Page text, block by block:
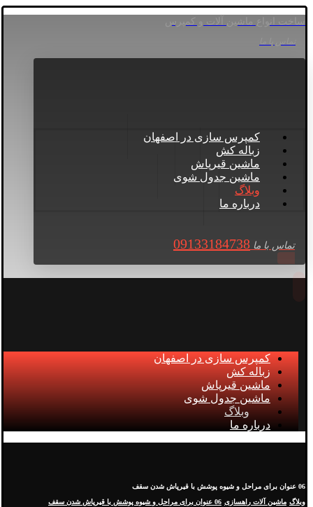
ساخت انواع ماشین آلات و کمپرس
کمپرس سازی در اصفهان
زباله کش
ماشین قیرپاش
ماشین جدول شوی
وبلاگ
درباره ما
تماس با ما 09133184738
کمپرس سازی در اصفهان
زباله کش
ماشین قیرپاش
ماشین جدول شوی
وبلاگ
درباره ما
06 عنوان برای مراحل و شیوه پوشش با قیرپاش شدن سقف
وبلاگ ماشین آلات راهسازی 06 عنوان برای مراحل و شیوه پوشش با قیرپاش شدن سقف